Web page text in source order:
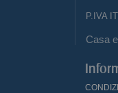
P.IVA
Casa